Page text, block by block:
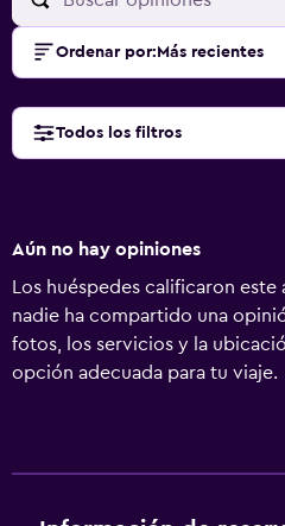
Ordenar por: Más recientes
Todos los filtros
Aún no hay opiniones
Los huéspedes calificaron
nadie ha compartido una
fotos, los servicios y la
opción adecuada para tu viaje.